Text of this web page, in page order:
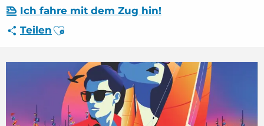
Ihr Aufenthalt - DE
FMA – Internationale nautische Messe –
Ich fahre mit dem Zug hin!
Teilen Ajouter aux favoris